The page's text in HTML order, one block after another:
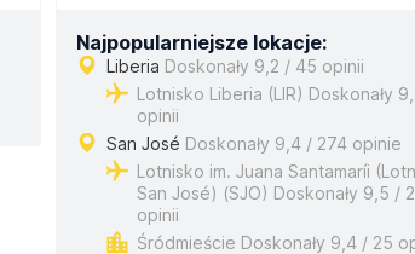
Najpopularniejsze lokacje:
Liberia Doskonały 9,2 / 45 opinii
Lotnisko Liberia (LIR) Doskonały
opinii
San José Doskonały 9,4 / 274 opinie
Lotnisko im. Juana Santamaríi
San José) (SJO) Doskonały 9,5 /
opinii
Śródmieście Doskonały 9,4 / 25